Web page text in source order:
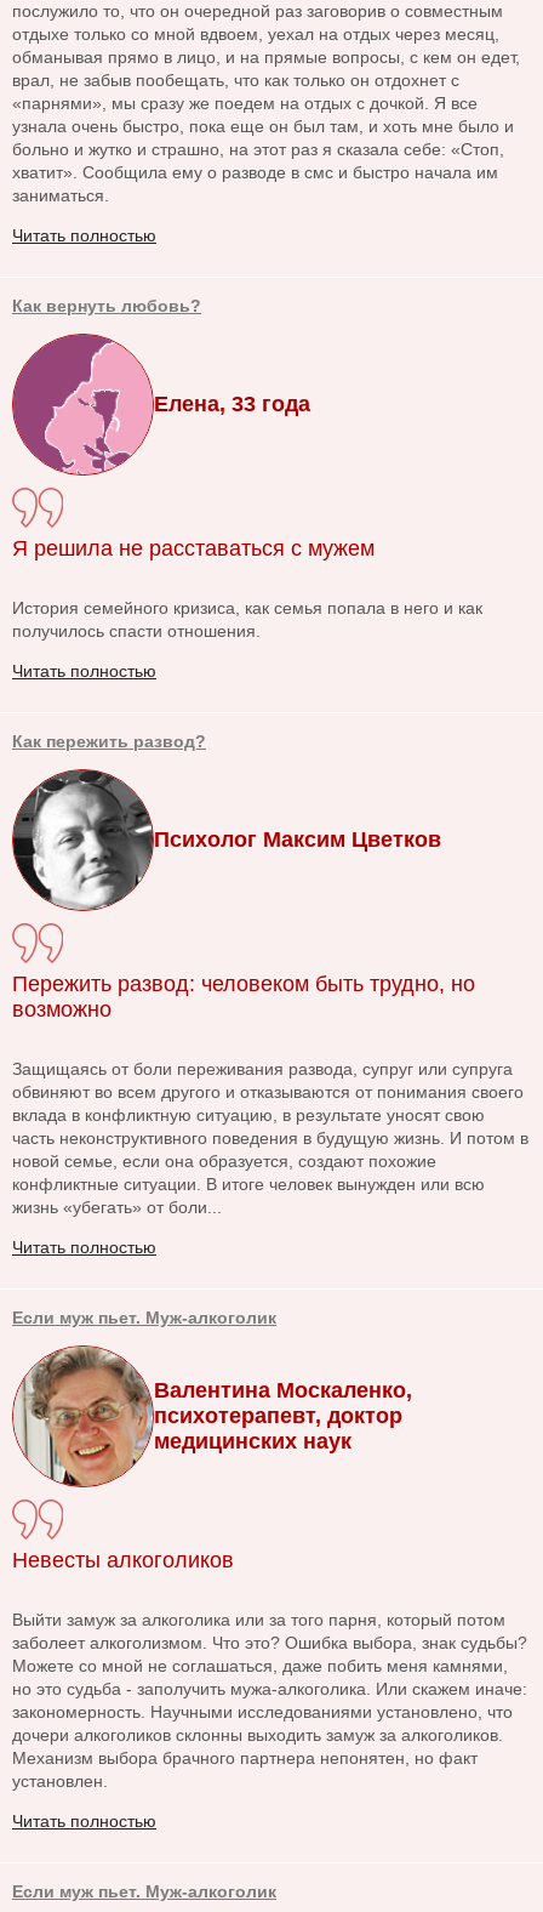
послужило то, что он очередной раз заговорив о совместным
отдыхе только со мной вдвоем, уехал на отдых через месяц,
обманывая прямо в лицо, и на прямые вопросы, с кем он едет,
врал, не забыв пообещать, что как только он отдохнет с
«парнями», мы сразу же поедем на отдых с дочкой. Я все
узнала очень быстро, пока еще он был там, и хоть мне было и
больно и жутко и страшно, на этот раз я сказала себе: «Стоп,
хватит». Сообщила ему о разводе в смс и быстро начала им
заниматься.
Читать полностью
Как вернуть любовь?
Елена, 33 года
Я решила не расставаться с мужем
История семейного кризиса, как семья попала в него и как
получилось спасти отношения.
Читать полностью
Как пережить развод?
Психолог Максим Цветков
Пережить развод: человеком быть трудно, но
возможно
Защищаясь от боли переживания развода, супруг или супруга
обвиняют во всем другого и отказываются от понимания своего
вклада в конфликтную ситуацию, в результате уносят свою
часть неконструктивного поведения в будущую жизнь. И потом в
новой семье, если она образуется, создают похожие
конфликтные ситуации. В итоге человек вынужден или всю
жизнь «убегать» от боли...
Читать полностью
Если муж пьет. Муж-алкоголик
Валентина Москаленко,
психотерапевт, доктор
медицинских наук
Невесты алкоголиков
Выйти замуж за алкоголика или за того парня, который потом
заболеет алкоголизмом. Что это? Ошибка выбора, знак судьбы?
Можете со мной не соглашаться, даже побить меня камнями,
но это судьба - заполучить мужа-алкоголика. Или скажем иначе:
закономерность. Научными исследованиями установлено, что
дочери алкоголиков склонны выходить замуж за алкоголиков.
Механизм выбора брачного партнера непонятен, но факт
установлен.
Читать полностью
Если муж пьет. Муж-алкоголик